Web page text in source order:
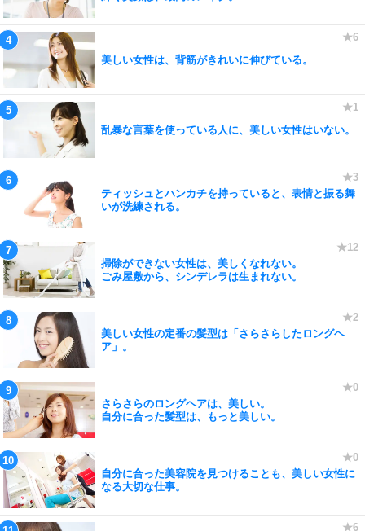
美しい女性は、背筋がきれいに伸びている。
乱暴な言葉を使っている人に、美しい女性はいない。
ティッシュとハンカチを持っていると、表情と振る舞
いが洗練される。
掃除ができない女性は、美しくなれない。
ごみ屋敷から、シンデレラは生まれない。
美しい女性の定番の髪型は「さらさらしたロングヘ
ア」。
さらさらのロングヘアは、美しい。
自分に合った髪型は、もっと美しい。
自分に合った美容院を見つけることも、美しい女性に
なる大切な仕事。